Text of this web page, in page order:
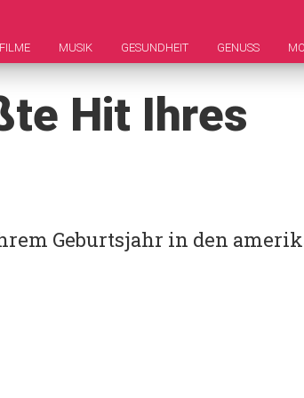
FILME MUSIK GESUNDHEIT GENUSS
Hit Ihres
Geburtsjahr in den